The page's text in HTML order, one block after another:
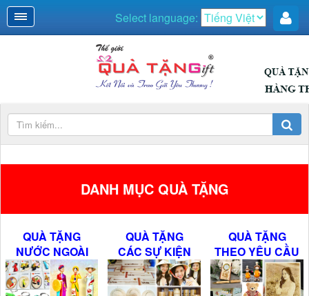
Select language:
DANH MỤC QUÀ TẶNG
QUÀ TẶNG
NƯỚC NGOÀI
QUÀ TẶNG
CÁC SỰ KIỆN
QUÀ TẶNG
THEO YÊU CẦU